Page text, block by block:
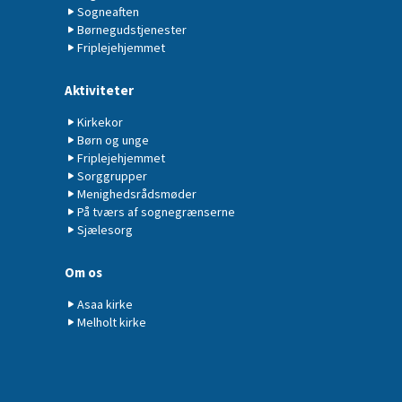
Sogneaften
Børnegudstjenester
Friplejehjemmet
Aktiviteter
Kirkekor
Børn og unge
Friplejehjemmet
Sorggrupper
Menighedsrådsmøder
På tværs af sognegrænserne
Sjælesorg
Om os
Asaa kirke
Melholt kirke